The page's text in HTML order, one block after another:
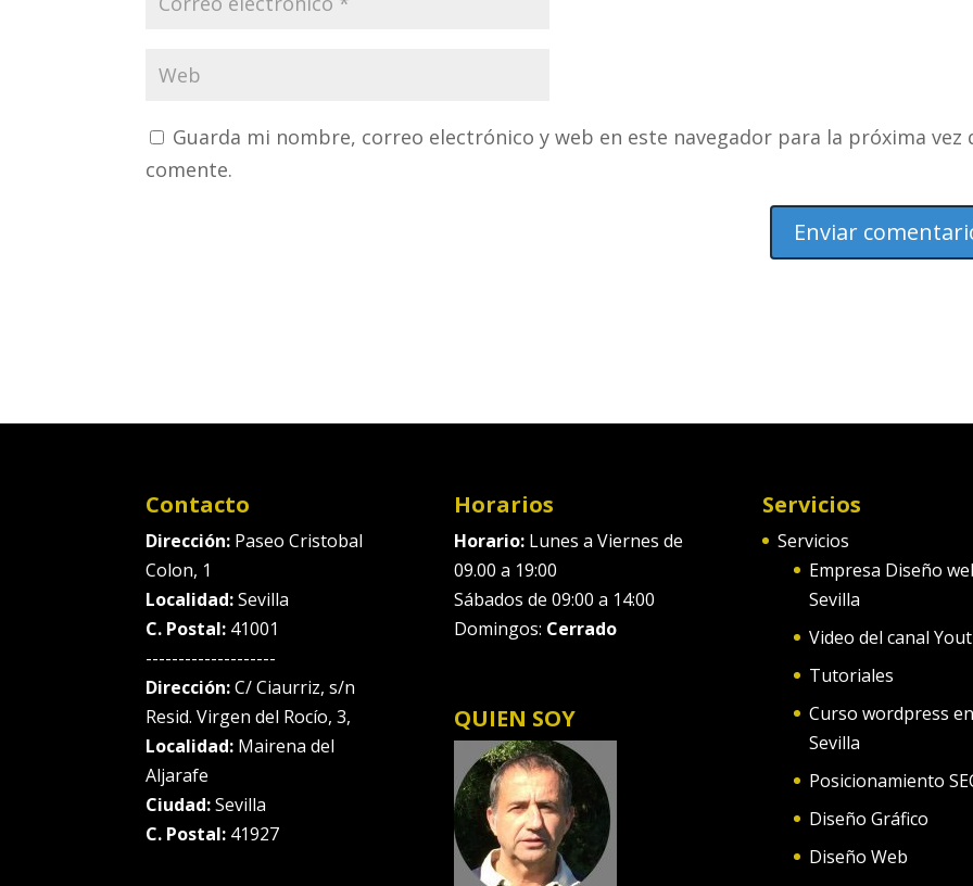
Guarda mi nombre, correo electrónico y web en este navegador para la próxima vez
comente.
Contacto
Dirección: Paseo Cristobal
Colon, 1
Localidad:Sevilla
C. Postal: 41001
--------------------
Dirección:C/ Ciaurriz, s/n
Resid. Virgen del Rocío, 3,
Localidad: Mairena del
Aljarafe
Ciudad:Sevilla
C. Postal: 41927
Horarios
Horario:Lunes a Viernes de
09.00 a 19:00
Sábados de 09:00 a 14:00
Domingos: Cerrado
QUIEN SOY
Servicios
Servicios
Empresa Diseño
Sevilla
Video del canal
Tutoriales
Curso wordpress en
Sevilla
Posicionamiento
Diseño Gráfico
Diseño Web